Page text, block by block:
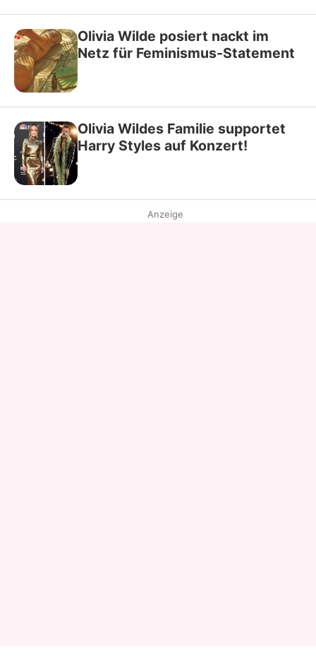
Olivia Wilde posiert nackt im
Netz für Feminismus-Statement
Olivia Wildes Familie supportet
Harry Styles auf Konzert!
Anzeige